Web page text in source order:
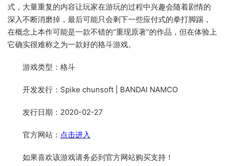
式，大量重复的内容让玩家在游玩的过程中兴趣会随着剧情的
深入不断消磨掉，最后可能只会剩下一些应付式的拳打脚踢，
在概念上本作可能是一款不错的“重现原著”的作品，但在体验上
它确实很难称之为一款好的格斗游戏。
游戏类型：格斗
开发发行：Spike chunsoft | BANDAI NAMCO
发行日期：2020-02-27
官方网站： 点击进入
如果喜欢该游戏请务必到官方网站购买支持！